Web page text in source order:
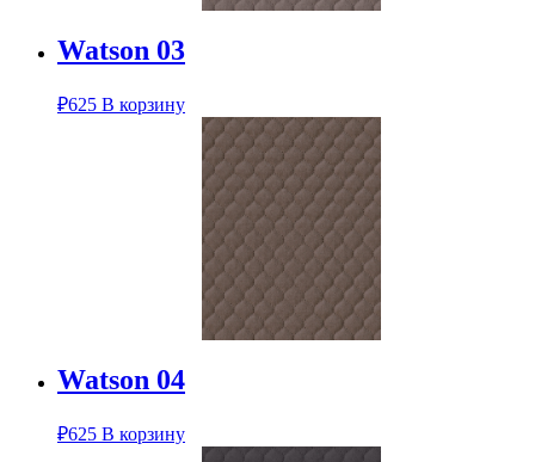
Watson 03
₽625 В корзину
Watson 04
₽625 В корзину